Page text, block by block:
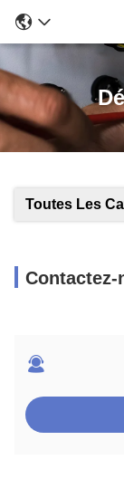
Toutes Les
Contactez-